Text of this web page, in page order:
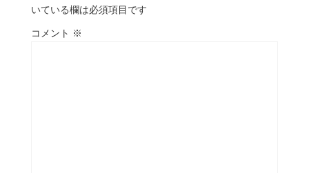
いている欄は必須項目です
コメント ※